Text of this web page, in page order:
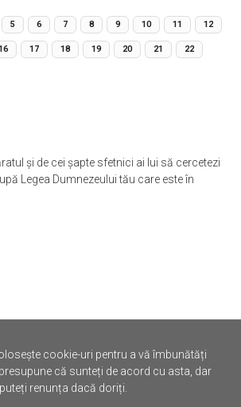
5 6 7 8 9 10 11 12
17 18 19 20 21 22
şi de cei şapte sfetnici ai lui să cercetezi
Legea Dumnezeului tău care este în
©Iertare.ro.2026
Termene si Conditii
cookie-uri pentru a vă îmbunătăți
că sunteți de acord cu asta, dar
puteți renunța dacă doriți.